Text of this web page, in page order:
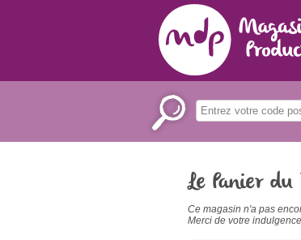
Le Panier du
Ce magasin n'a pas
Merci de votre